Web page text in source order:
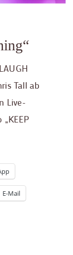
Tall ab
Live-
E-Mail